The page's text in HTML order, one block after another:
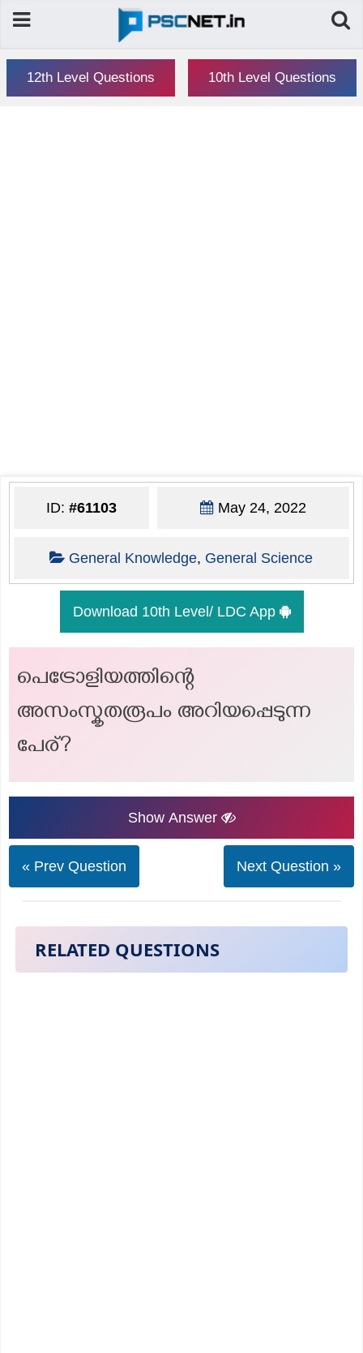
12th Level Questions 10th Level Questions
ID: #61103 May 24, 2022
General Knowledge, General Science
Download 10th Level/ LDC App
പെട്രോളിയത്തിന്റെ
അസംസ്കൃതരൂപം അറിയപ്പെടുന്ന
പേര്?
Show Answer
« Prev Question Next Question »
RELATED QUESTIONS